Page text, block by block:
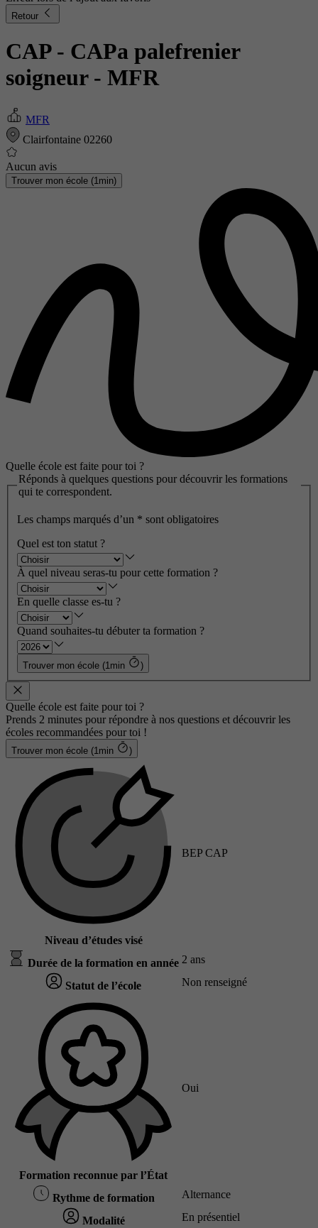
Retour
CAP - CAPa palefrenier
soigneur - MFR
MFR
Clairfontaine 02260
Aucun avis
Trouver mon école (1min)
Quelle école est faite pour toi ?
Réponds à quelques questions pour découvrir les formations
qui te correspondent.
Les champs marqués d’un * sont obligatoires
Quel est ton statut ?
À quel niveau seras-tu pour cette formation ?
En quelle classe es-tu ?
Quand souhaites-tu débuter ta formation ?
Trouver mon école (1min )
Quelle école est faite pour toi ?
Prends 2 minutes pour répondre à nos questions et découvrir les
écoles recommandées pour toi !
Trouver mon école (1min )
Niveau d’études visé
BEP CAP
Durée de la formation en année 2 ans
Statut de l’école Non renseigné
Formation reconnue par l’État
Oui
Rythme de formation Alternance
Modalité En présentiel